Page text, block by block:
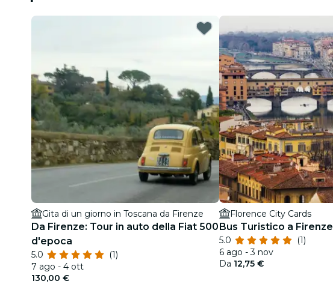
Gita di un giorno in Toscana da Firenze
Da Firenze: Tour in auto della Fiat 500
d'epoca
5.0
(1)
7 ago - 4 ott
130,00 €
Florence City Cards
Bus Turistico a Firenze
5.0
(1)
6 ago - 3 nov
Da 12,75 €